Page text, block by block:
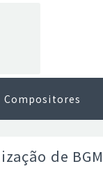
Compositores
de BGM